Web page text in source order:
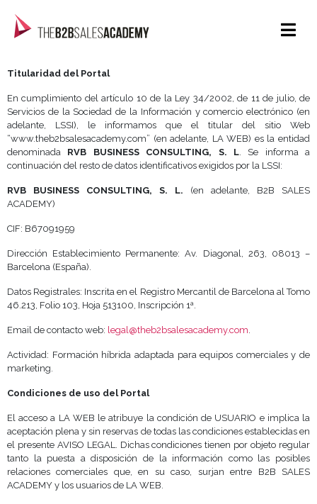
Titularidad del Portal
En cumplimiento del artículo 10 de la Ley 34/2002, de 11 de julio, de
Servicios de la Sociedad de la Información y comercio electrónico (en
adelante, LSSI), le informamos que el titular del sitio Web
“www.theb2bsalesacademy.com” (en adelante, LA WEB) es la entidad
denominada RVB BUSINESS CONSULTING, S. L. Se informa a
continuación del resto de datos identificativos exigidos por la LSSI:
RVB BUSINESS CONSULTING, S. L. (en adelante, B2B SALES
ACADEMY)
CIF: B67091959
Dirección Establecimiento Permanente: Av. Diagonal, 263, 08013 –
Barcelona (España).
Datos Registrales: Inscrita en el Registro Mercantil de Barcelona al Tomo
46.213, Folio 103, Hoja 513100, Inscripción 1ª.
Email de contacto web: legal@theb2bsalesacademy.com.
Actividad: Formación híbrida adaptada para equipos comerciales y de
marketing.
Condiciones de uso del Portal
El acceso a LA WEB le atribuye la condición de USUARIO e implica la
aceptación plena y sin reservas de todas las condiciones establecidas en
el presente AVISO LEGAL. Dichas condiciones tienen por objeto regular
tanto la puesta a disposición de la información como las posibles
relaciones comerciales que, en su caso, surjan entre B2B SALES
ACADEMY y los usuarios de LA WEB.